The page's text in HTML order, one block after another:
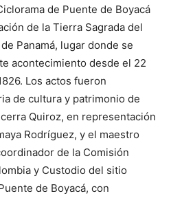
de Puente de Boyacá
de la Tierra Sagrada del
Panamá, lugar donde se
acontecimiento desde el 22
Los actos fueron
de cultura y patrimonio de
Quiroz, en representación
Rodríguez, y el maestro
de la Comisión
y Custodio del sitio
de Boyacá, con